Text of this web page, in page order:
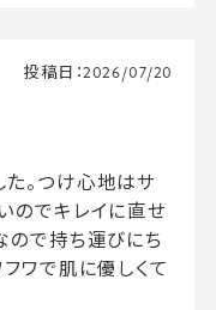
投稿日：2026/07/20
。つけ心地はサ
のでキレイに直せ
ので持ち運びにち
ワで肌に優しくて